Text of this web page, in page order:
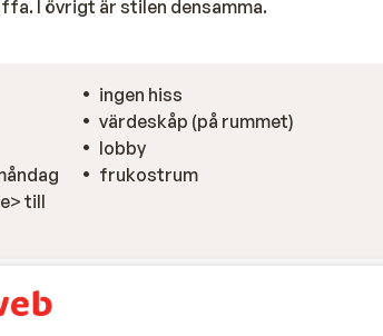
I övrigt är stilen densamma.
till
ingen hiss
värdeskåp (på rummet)
lobby
frukostrum